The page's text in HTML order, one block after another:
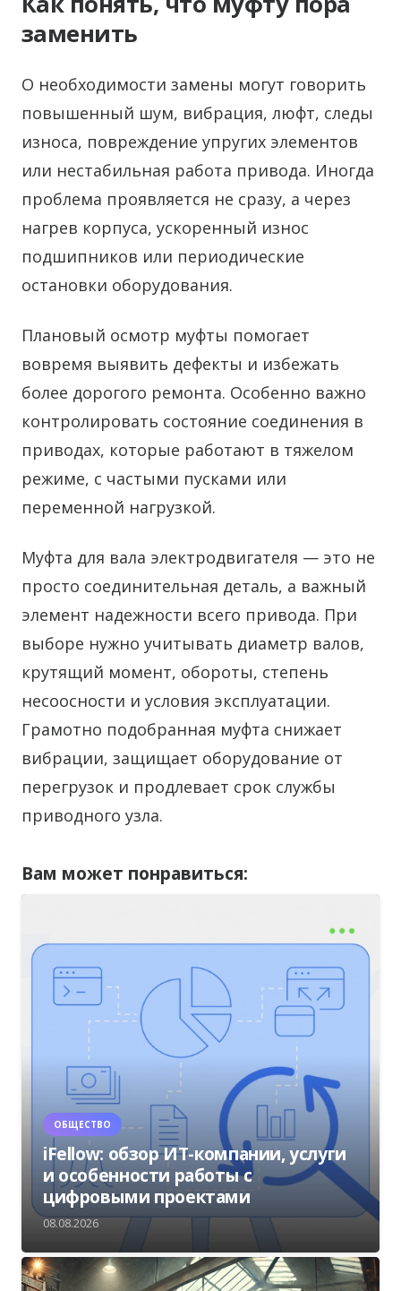
заменить
О необходимости замены могут говорить
повышенный шум, вибрация, люфт, следы
износа, повреждение упругих элементов
или нестабильная работа привода. Иногда
проблема проявляется не сразу, а через
нагрев корпуса, ускоренный износ
подшипников или периодические
остановки оборудования.
Плановый осмотр муфты помогает
вовремя выявить дефекты и избежать
более дорогого ремонта. Особенно важно
контролировать состояние соединения в
приводах, которые работают в тяжелом
режиме, с частыми пусками или
переменной нагрузкой.
Муфта для вала электродвигателя — это не
просто соединительная деталь, а важный
элемент надежности всего привода. При
выборе нужно учитывать диаметр валов,
крутящий момент, обороты, степень
несоосности и условия эксплуатации.
Грамотно подобранная муфта снижает
вибрации, защищает оборудование от
перегрузок и продлевает срок службы
приводного узла.
Вам может понравиться:
ОБЩЕСТВО
iFellow: обзор ИТ-компании, услуги
и особенности работы с
цифровыми проектами
08.08.2026